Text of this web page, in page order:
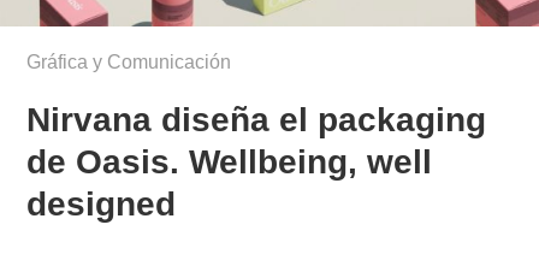
Gráfica y Comunicación
Nirvana diseña el packaging
de Oasis. Wellbeing, well
designed